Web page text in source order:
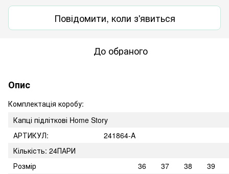
Повідомити, коли з'явиться
До обраного
Опис
Комплектація коробу:
Капці підліткові Home Story
АРТИКУЛ:
241864-A
Кількість: 24ПАРИ
Розмір
36 37 38
39